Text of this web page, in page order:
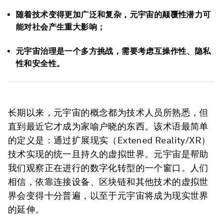
随着技术变得更加广泛和复杂，元宇宙的颠覆性潜力可
能对社会产生重大影响；
元宇宙治理是一个多方挑战，需要考虑互操作性、隐私
性和安全性。
长期以来，元宇宙的概念都为技术人员所熟悉，但
直到最近它才成为家喻户晓的东西。该术语最简单
的定义是：通过扩展现实（Extened Reality/XR）
技术实现的统一且持久的虚拟世界。元宇宙是帮助
我们观察正在进行的数字化转型的一个窗口。人们
相信，依靠连接设备、区块链和其他技术的虚拟世
界会变得十分普遍，以至于元宇宙将成为现实世界
的延伸。